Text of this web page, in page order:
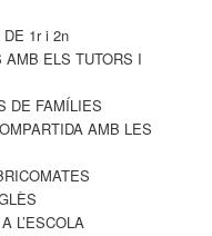
DE 1r i 2n
AMB ELS TUTORS I
DE FAMÍLIES
AMB LES
L’ESCOLA